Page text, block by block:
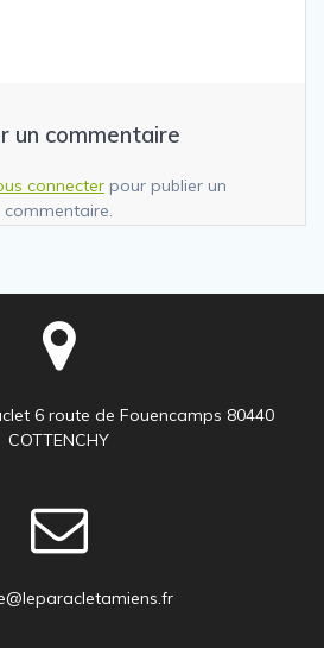
un commentaire
connecter pour publier un
commentaire.
6 route de Fouencamps 80440
COTTENCHY